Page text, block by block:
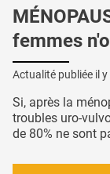
femmes
Actualité publiée il y
Si, après la
troubles uro-
de 80% ne sont